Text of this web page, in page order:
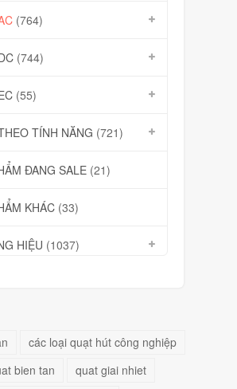
(764)
(744)
(55)
TÍNH NĂNG (721)
ĐANG SALE (21)
KHÁC (33)
HIỆU (1037)
các loại quạt hút công nghiệp
bien tan
quat giai nhiet